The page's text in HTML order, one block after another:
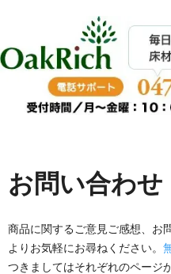
お問い合わせ
商品に関するご意見ご感想、お
よりお気軽にお尋ねください。
つきましてはそれぞれのページ